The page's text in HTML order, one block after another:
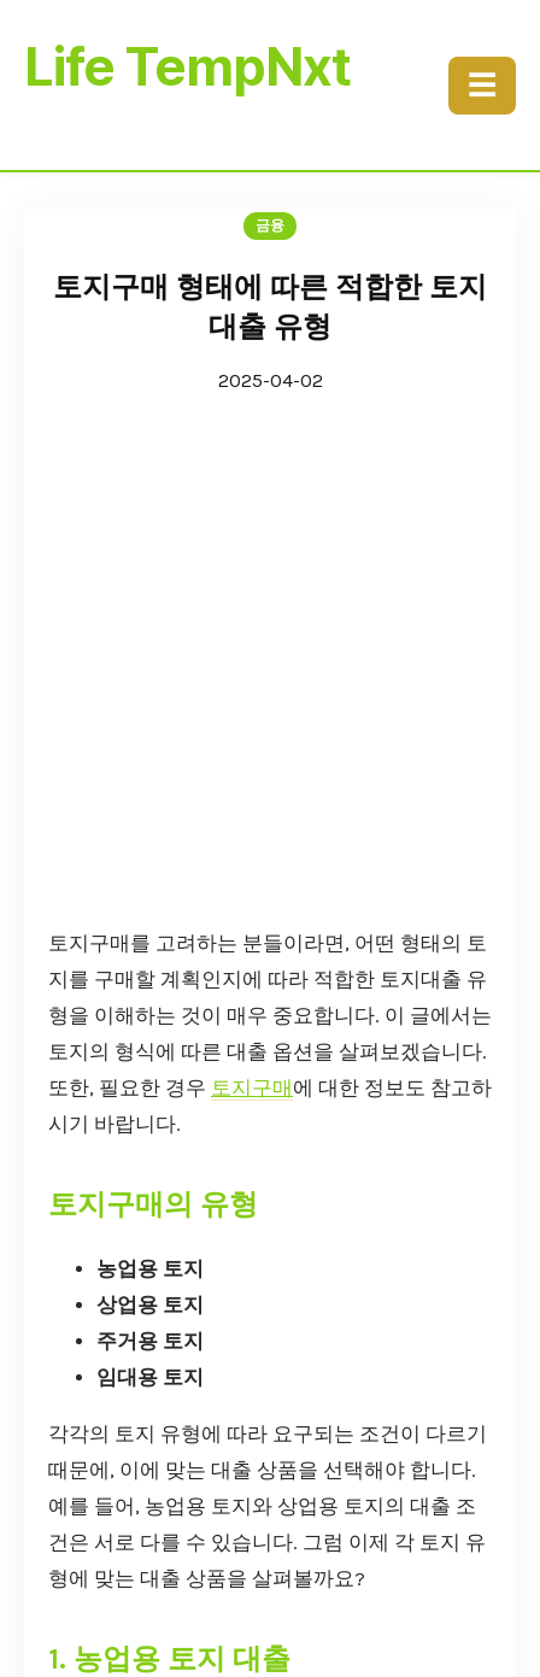
Life TempNxt ☰
금융
토지구매 형태에 따른 적합한 토지
대출 유형
2025-04-02
토지구매를 고려하는 분들이라면, 어떤 형태의 토
지를 구매할 계획인지에 따라 적합한 토지대출 유
형을 이해하는 것이 매우 중요합니다. 이 글에서는
토지의 형식에 따른 대출 옵션을 살펴보겠습니다.
또한, 필요한 경우 토지구매 에 대한 정보도 참고하
시기 바랍니다.
토지구매의 유형
농업용 토지
상업용 토지
주거용 토지
임대용 토지
각각의 토지 유형에 따라 요구되는 조건이 다르기
때문에, 이에 맞는 대출 상품을 선택해야 합니다.
예를 들어, 농업용 토지와 상업용 토지의 대출 조
건은 서로 다를 수 있습니다. 그럼 이제 각 토지 유
형에 맞는 대출 상품을 살펴볼까요?
1. 농업용 토지 대출